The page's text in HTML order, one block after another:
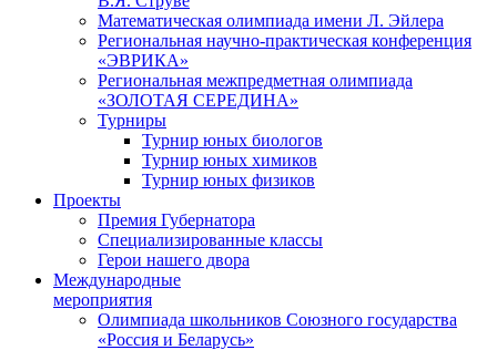
Математическая олимпиада имени Л. Эйлера
Региональная научно-практическая конференция
«ЭВРИКА»
Региональная межпредметная олимпиада
«ЗОЛОТАЯ СЕРЕДИНА»
Турниры
Турнир юных биологов
Турнир юных химиков
Турнир юных физиков
Проекты
Премия Губернатора
Специализированные классы
Герои нашего двора
Международные
мероприятия
Олимпиада школьников Союзного государства
«Россия и Беларусь»